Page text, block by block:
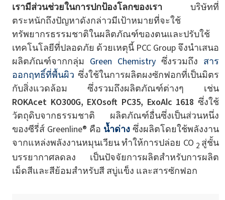
เรามีส่วนช่วยในการปกป้องโลกของเรา บริษัทที่
ตระหนักถึงปัญหาดังกล่าวมีเป้าหมายที่จะใช้
ทรัพยากรธรรมชาติในผลิตภัณฑ์ของตนและปรับใช้
เทคโนโลยีที่ปลอดภัย ด้วยเหตุนี้ PCC Group จึงนำเสนอ
ผลิตภัณฑ์จากกลุ่ม Green Chemistry ซึ่งรวมถึง สาร
ออกฤทธิ์ที่พื้นผิว ซึ่งใช้ในการผลิตผงซักฟอกที่เป็นมิตร
กับสิ่งแวดล้อม ซึ่งรวมถึงผลิตภัณฑ์ต่างๆ เช่น
ROKAcet KO300G, EXOsoft PC35, ExoAlc 1618 ซึ่งใช้
วัตถุดิบจากธรรมชาติ ผลิตภัณฑ์อื่นซึ่งเป็นส่วนหนึ่ง
ของซีรี่ส์ Greenline® คือ น้ำด่าง ซึ่งผลิตโดยใช้พลังงาน
จากแหล่งพลังงานหมุนเวียน ทำให้การปล่อย CO 2สู่ชั้น
บรรยากาศลดลง เป็นปัจจัยการผลิตสำหรับการผลิต
เม็ดสีและสีย้อมสำหรับสี สบู่แข็ง และสารซักฟอก